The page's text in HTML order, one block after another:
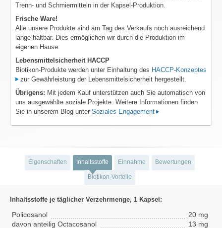
Trenn- und Schmiermitteln in der Kapsel-Produktion.
Frische Ware!
Alle unsere Produkte sind am Tag des Verkaufs noch ausreichend
lange haltbar. Dies ermöglichen wir durch die Produktion im
eigenen Hause.
Lebensmittelsicherheit HACCP
Biotikon-Produkte werden unter Einhaltung des HACCP-Konzeptes
zur Gewährleistung der Lebensmittelsicherheit hergestellt.
Übrigens: Mit jedem Kauf unterstützen auch Sie automatisch von
uns ausgewählte soziale Projekte. Weitere Informationen finden
Sie in unserem Blog unter Soziales Engagement
Eigenschaften Inhaltsstoffe Einnahme Bewertungen
Biotikon-Vorteile
Inhaltsstoffe je täglicher Verzehrmenge, 1 Kapsel:
Policosanol
20 mg
davon anteilig Octacosanol
13 mg